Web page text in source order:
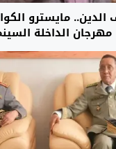
مايسترو
مهرجان الداخلة